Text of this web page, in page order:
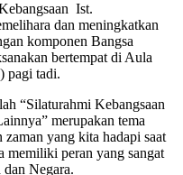
Ist.
dan meningkatkan
komponen Bangsa
bertempat di Aula
pagi tadi.
“Silaturahmi Kebangsaan
merupakan tema
zaman yang kita hadapi saat
memiliki peran yang sangat
dan Negara.